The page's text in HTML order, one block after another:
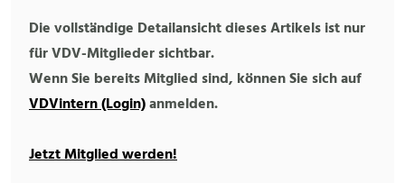
Die vollständige Detailansicht dieses Artikels ist nur
für VDV-Mitglieder sichtbar.
Wenn Sie bereits Mitglied sind, können Sie sich auf
VDVintern (Login)anmelden.
Jetzt Mitglied werden!